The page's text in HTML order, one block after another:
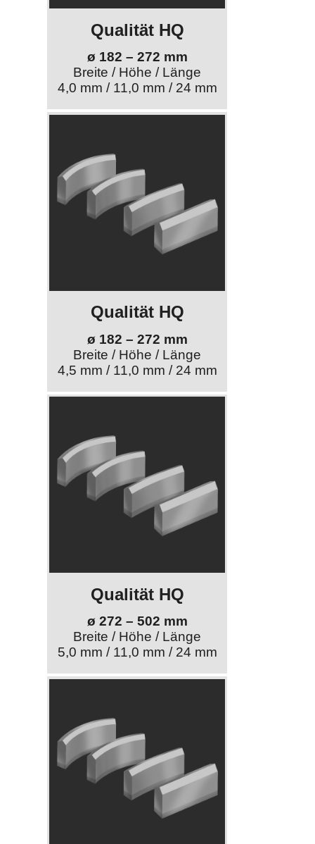
Qualität HQ
ø 182 – 272 mm
Breite / Höhe / Länge
4,0 mm / 11,0 mm / 24 mm
Qualität HQ
ø 182 – 272 mm
Breite / Höhe / Länge
4,5 mm / 11,0 mm / 24 mm
Qualität HQ
ø 272 – 502 mm
Breite / Höhe / Länge
5,0 mm / 11,0 mm / 24 mm